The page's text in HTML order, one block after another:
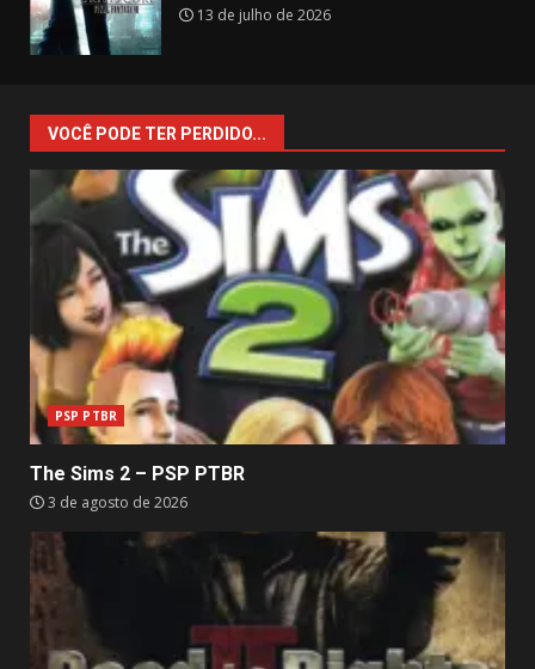
13 de julho de 2026
VOCÊ PODE TER PERDIDO...
PSP PTBR
The Sims 2 – PSP PTBR
3 de agosto de 2026